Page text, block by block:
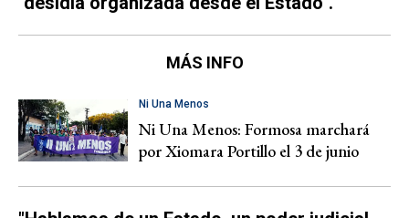
MÁS INFO
Ni Una Menos
Ni Una Menos: Formosa marchará
por Xiomara Portillo el 3 de junio